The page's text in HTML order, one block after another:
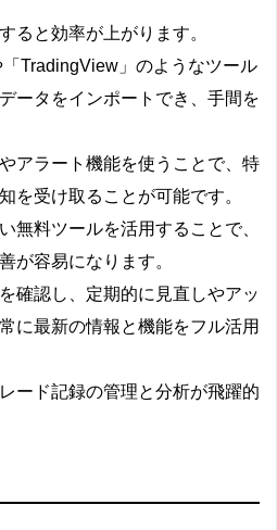
ると効率が上がります。
TradingView」のようなツール
ータをインポートでき、手間を
アラート機能を使うことで、特
を受け取ることが可能です。
無料ツールを活用することで、
が容易になります。
確認し、定期的に見直しやアッ
に最新の情報と機能をフル活用
ード記録の管理と分析が飛躍的